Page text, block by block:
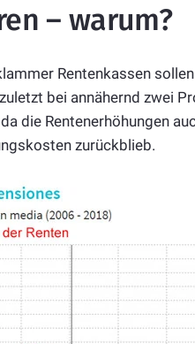
– warum?
Rentenkassen
bei annähernd zwei
die Rentenerhöhungen
zurückblieb.